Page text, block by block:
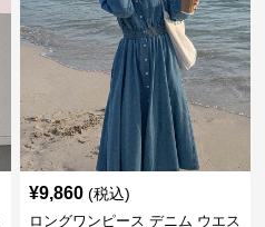
¥9,860 (税込)
ロングワンピース デニム ウエス